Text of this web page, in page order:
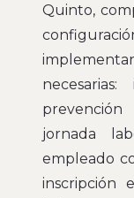
Quinto,
jornada
empleado
inscripción